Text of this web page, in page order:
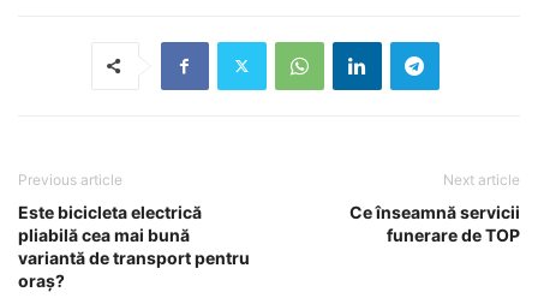
Previous article
Este bicicleta electrică
pliabilă cea mai bună
variantă de transport pentru
oraș?
Next article
Ce înseamnă servicii
funerare de TOP